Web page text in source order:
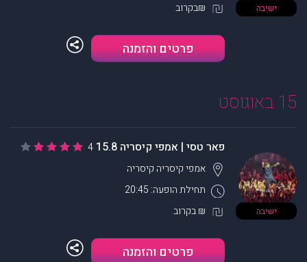
ישיבה ₪בקרוב
פרטים והזמנה
15 באוגוסט
ישיבה
פאר טסי | אמפי קיסריה 15.8 4
תחילת הופעה: 20:45
אמפי קיסריה קיסריה
₪ בקרוב
פרטים והזמנה